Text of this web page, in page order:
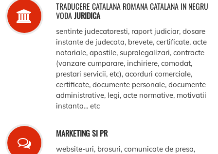
TRADUCERE CATALANA ROMANA CATALANA IN NEGRU
VODAJURIDICA
sentinte judecatoresti, raport judiciar, dosare
instante de judecata, brevete, certificate, acte
notariale, apostile, supralegalizari, contracte
(vanzare cumparare, inchiriere, comodat,
prestari servicii, etc), acorduri comerciale,
certificate, documente personale, documente
administrative, legi, acte normative, motivatii
instanta... etc
MARKETING SI PR
website-uri, brosuri, comunicate de presa,